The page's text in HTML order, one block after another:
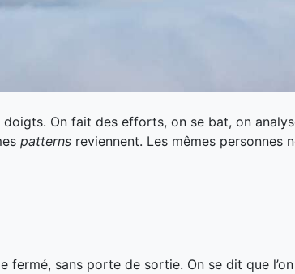
On fait des efforts, on se bat, on
patterns reviennent. Les mêmes personnes
fermé, sans porte de sortie. On se dit que